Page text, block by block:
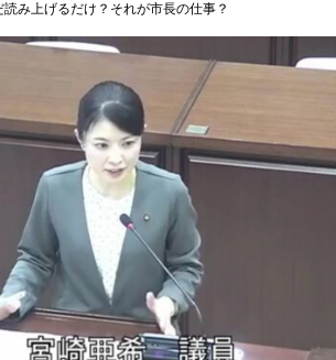
読み上げるだけ？それが市長の仕事？